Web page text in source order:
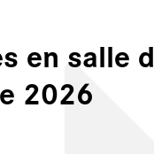
en salle
2026